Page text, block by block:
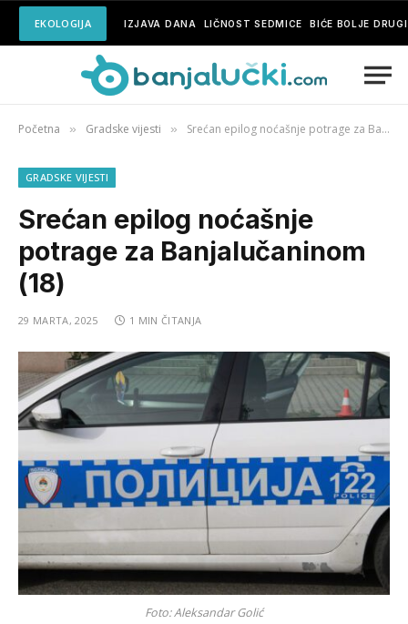
EKOLOGIJA IZJAVA DANA LIČNOST SEDMICE BIĆE BOLJE
Početna » Gradske vijesti » Srećan epilog noćašnje potrage za Banjalučaninom (18)
GRADSKE VIJESTI
Srećan epilog noćašnje
potrage za Banjalučaninom
(18)
29 MARTA, 2025 1 MIN ČITANJA
Foto: Aleksandar Golić